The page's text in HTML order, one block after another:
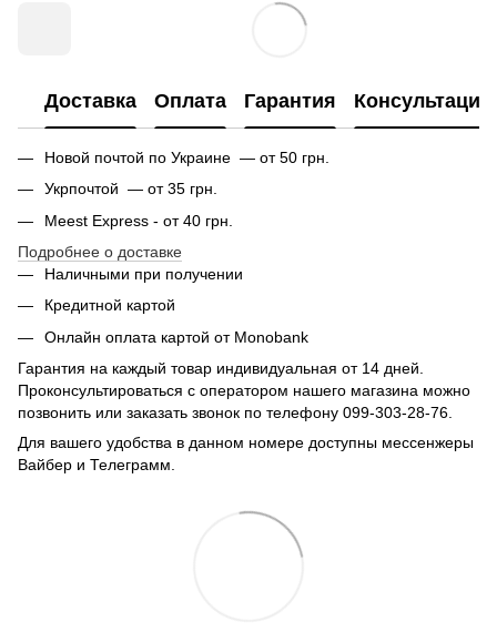
Доставка Оплата Гарантия Консультация
Новой почтой по Украине — от 50 грн.
Укрпочтой — от 35 грн.
Meest Express - от 40 грн.
Подробнее о доставке
Наличными при получении
Кредитной картой
Онлайн оплата картой от Monobank
Гарантия на каждый товар индивидуальная от 14 дней.
Проконсультироваться с оператором нашего магазина можно
позвонить или заказать звонок по телефону 099-303-28-76.
Для вашего удобства в данном номере доступны мессенжеры
Вайбер и Телеграмм.